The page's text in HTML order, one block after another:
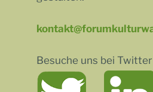
Besuche uns bei